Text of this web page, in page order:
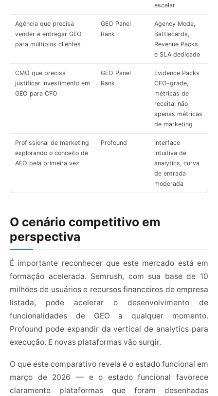
escalar
Agência que precisa
vender e entregar GEO
para múltiplos clientes
GEO Panel
Rank
Agency Mode,
Battlecards,
Revenue Packs
e SLA dedicado
CMO que precisa
justificar investimento em
GEO para CFO
GEO Panel
Rank
Evidence Packs
CFO-grade,
métricas de
receita, não
apenas métricas
de marketing
Profissional de marketing
explorando o conceito de
AEO pela primeira vez
Profound
Interface
intuitiva de
analytics, curva
de entrada
moderada
O cenário competitivo em
perspectiva
É importante reconhecer que este mercado está em
formação acelerada. Semrush, com sua base de 10
milhões de usuários e recursos financeiros de empresa
listada, pode acelerar o desenvolvimento de
funcionalidades de GEO a qualquer momento.
Profound pode expandir da vertical de analytics para
execução. E novas plataformas vão surgir.
O que este comparativo revela é o estado funcional em
março de 2026 — e o estado funcional favorece
claramente plataformas que foram desenhadas